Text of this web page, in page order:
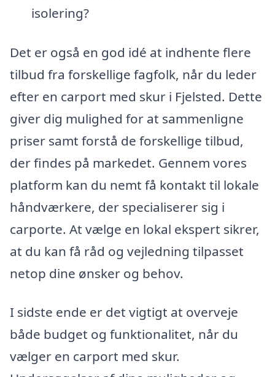
isolering?
Det er også en god idé at indhente flere
tilbud fra forskellige fagfolk, når du leder
efter en carport med skur i Fjelsted. Dette
giver dig mulighed for at sammenligne
priser samt forstå de forskellige tilbud,
der findes på markedet. Gennem vores
platform kan du nemt få kontakt til lokale
håndværkere, der specialiserer sig i
carporte. At vælge en lokal ekspert sikrer,
at du kan få råd og vejledning tilpasset
netop dine ønsker og behov.
I sidste ende er det vigtigt at overveje
både budget og funktionalitet, når du
vælger en carport med skur.